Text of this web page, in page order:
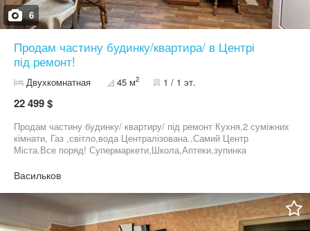
6
Продам частину будинку/квартира/ в Центрі
під ремонт!
Двухкомнатная 45 м2 1 / 1 эт.
22 499 $
Продам частину будинку/ квартиру/ під ремонт Кухня,2 суміжних
кімнати, Газ ,світло,вода Централізована..Самий Центр
Міста.Все поряд! Супермаркети,Школа,Аптеки,зупинка
Васильков